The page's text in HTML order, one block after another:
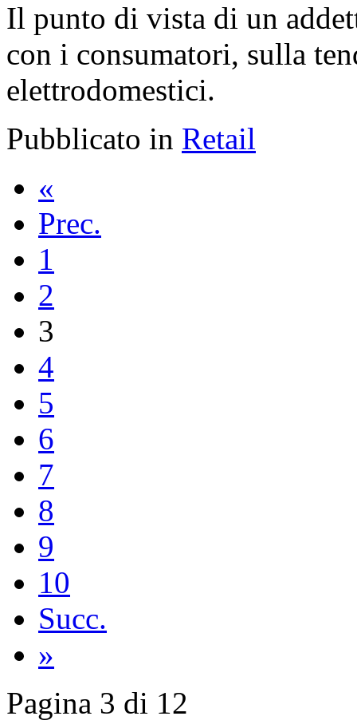
Il punto di vista di un
con i consumatori, sulla
elettrodomestici.
Pubblicato in Retail
«
Prec.
1
2
3
4
5
6
7
8
9
10
Succ.
»
Pagina 3 di 12